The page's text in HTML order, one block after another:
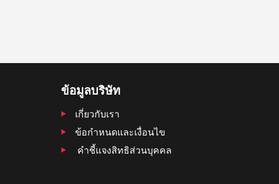
ข้อมูลบริษัท
เกี่ยวกับเรา
ข้อกำหนดและเงื่อนไข
คำชี้แจงสิทธิส่วนบุคคล